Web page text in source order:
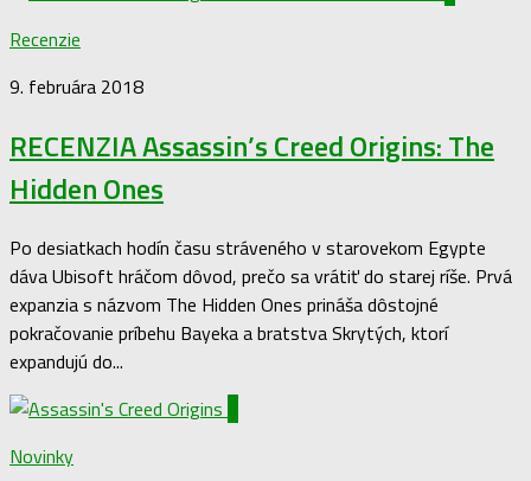
Recenzie
9. februára 2018
RECENZIA Assassin’s Creed Origins: The
Hidden Ones
Po desiatkach hodín času stráveného v starovekom Egypte
dáva Ubisoft hráčom dôvod, prečo sa vrátiť do starej ríše. Prvá
expanzia s názvom The Hidden Ones prináša dôstojné
pokračovanie príbehu Bayeka a bratstva Skrytých, ktorí
expandujú do...
Novinky